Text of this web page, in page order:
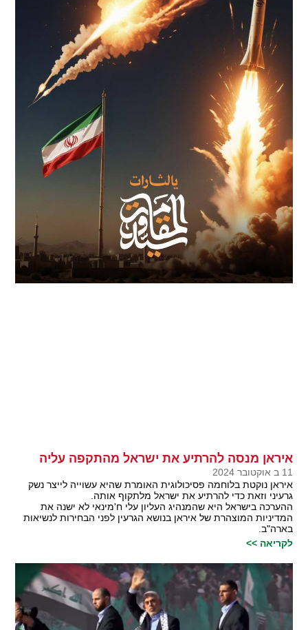
איראן מנסה להרתיע את ישראל מהתקפה עליה
11 ב אוקטובר 2024
איראן נוקטת בלוחמה פסיכולוגית האומרת שהיא עשוייה לייצר נשק
גרעיני וזאת כדי להרתיע את ישראל מלתקוף אותה.
ההערכה בישראל היא שהמנהיג העליון עלי ח'מינאי לא ישנה את
המדיניות המוצהרת של איראן בנושא הגרעין לפני הבחירות לנשיאות
בארה"ב.
לקריאה >>